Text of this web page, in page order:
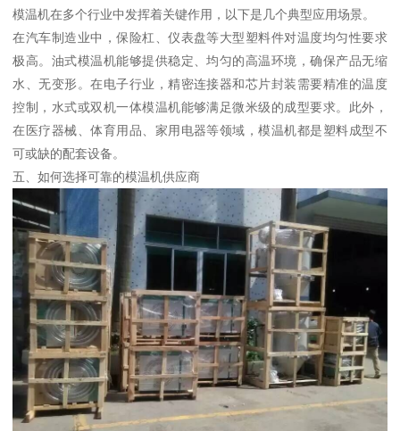
模温机在多个行业中发挥着关键作用，以下是几个典型应用场景。
在汽车制造业中，保险杠、仪表盘等大型塑料件对温度均匀性要求
极高。油式模温机能够提供稳定、均匀的高温环境，确保产品无缩
水、无变形。在电子行业，精密连接器和芯片封装需要精准的温度
控制，水式或双机一体模温机能够满足微米级的成型要求。此外，
在医疗器械、体育用品、家用电器等领域，模温机都是塑料成型不
可或缺的配套设备。
五、如何选择可靠的模温机供应商